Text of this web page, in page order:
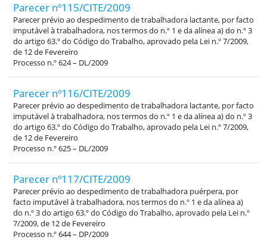
Parecer nº115/CITE/2009
Parecer prévio ao despedimento de trabalhadora lactante, por facto
imputável à trabalhadora, nos termos do n.º 1 e da alínea a) do n.º 3
do artigo 63.º do Código do Trabalho, aprovado pela Lei n.º 7/2009,
de 12 de Fevereiro
Processo n.º 624 – DL/2009
Parecer nº116/CITE/2009
Parecer prévio ao despedimento de trabalhadora lactante, por facto
imputável à trabalhadora, nos termos do n.º 1 e da alínea a) do n.º 3
do artigo 63.º do Código do Trabalho, aprovado pela Lei n.º 7/2009,
de 12 de Fevereiro
Processo n.º 625 – DL/2009
Parecer nº117/CITE/2009
Parecer prévio ao despedimento de trabalhadora puérpera, por
facto imputável à trabalhadora, nos termos do n.º 1 e da alínea a)
do n.º 3 do artigo 63.º do Código do Trabalho, aprovado pela Lei n.º
7/2009, de 12 de Fevereiro
Processo n.º 644 – DP/2009